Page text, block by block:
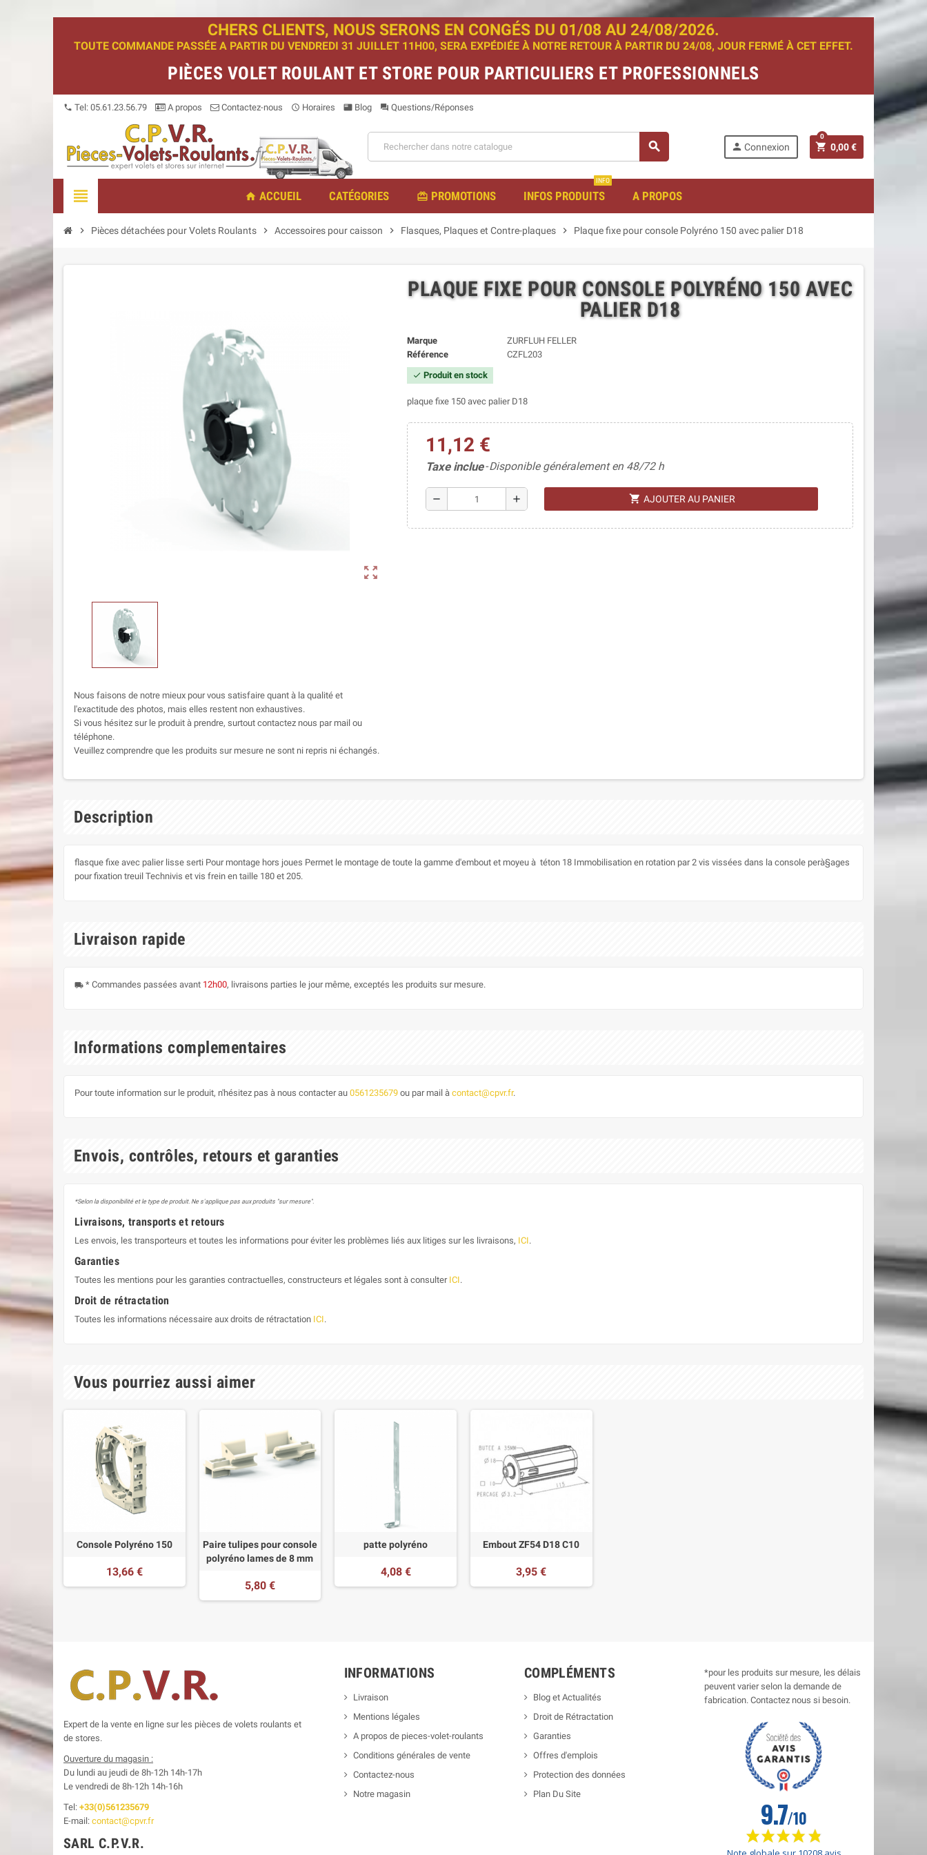
CHERS CLIENTS, NOUS SERONS EN CONGÉS DU 01/08 AU 24/08/2026.
TOUTE COMMANDE PASSÉE A PARTIR DU VENDREDI 31 JUILLET 11H00, SERA EXPÉDIÉE À NOTRE RETOUR À PARTIR DU 24/08, JOUR FERMÉ À CET EFFET.
PIÈCES VOLET ROULANT ET STORE POUR PARTICULIERS ET PROFESSIONNELS
phone Tel: 05.61.23.56.79 A propos Contactez-nous access_time Horaires featured_play_list Blog question_answer Questions/Réponses
search person Connexion shopping_cart 0,00 €
0
view_headline home ACCUEIL CATÉGORIES redeem PROMOTIONS INFOS PRODUITS
INFO
A PROPOS
chevron_right Pièces détachées pour Volets Roulants chevron_right Accessoires pour caisson chevron_right Flasques, Plaques et Contre-plaques chevron_right Plaque fixe pour console Polyréno 150 avec palier D18
zoom_out_map
Nous faisons de notre mieux pour vous satisfaire quant à la qualité et
l'exactitude des photos, mais elles restent non exhaustives.
Si vous hésitez sur le produit à prendre, surtout contactez nous par mail ou
téléphone.
Veuillez comprendre que les produits sur mesure ne sont ni repris ni échangés.
PLAQUE FIXE POUR CONSOLE POLYRÉNO 150 AVEC
PALIER D18
Marque
ZURFLUH FELLER
Référence
CZFL203
check Produit en stock
plaque fixe 150 avec palier D18
11,12 €
Taxe inclue Disponible généralement en 48/72 h
remove add shopping_cart AJOUTER AU PANIER
Description
flasque fixe avec palier lisse serti Pour montage hors joues Permet le montage de toute la gamme d'embout et moyeu à téton 18 Immobilisation en rotation par 2 vis vissées dans la console perà§ages
pour fixation treuil Technivis et vis frein en taille 180 et 205.
Livraison rapide
local_shipping * Commandes passées avant 12h00, livraisons parties le jour même, exceptés les produits sur mesure.
Informations complementaires
Pour toute information sur le produit, n'hésitez pas à nous contacter au 0561235679 ou par mail à contact@cpvr.fr.
Envois, contrôles, retours et garanties
*Selon la disponibilité et le type de produit. Ne s'applique pas aux produits "sur mesure".
Livraisons, transports et retours
Les envois, les transporteurs et toutes les informations pour éviter les problèmes liés aux litiges sur les livraisons, ICI.
Garanties
Toutes les mentions pour les garanties contractuelles, constructeurs et légales sont à consulter ICI.
Droit de rétractation
Toutes les informations nécessaire aux droits de rétractation ICI.
Vous pourriez aussi aimer
Console Polyréno 150
13,66 €
Paire tulipes pour console
polyréno lames de 8 mm
5,80 €
patte polyréno
4,08 €
Embout ZF54 D18 C10
3,95 €
Expert de la vente en ligne sur les pièces de volets roulants et
de stores.
Ouverture du magasin :
Du lundi au jeudi de 8h-12h 14h-17h
Le vendredi de 8h-12h 14h-16h
Tel: +33(0)561235679
E-mail: contact@cpvr.fr
SARL C.P.V.R.
INFORMATIONS
Livraison
Mentions légales
A propos de pieces-volet-roulants
Conditions générales de vente
Contactez-nous
Notre magasin
COMPLÉMENTS
Blog et Actualités
Droit de Rétractation
Garanties
Offres d'emplois
Protection des données
Plan Du Site
*pour les produits sur mesure, les délais
peuvent varier selon la demande de
fabrication. Contactez nous si besoin.